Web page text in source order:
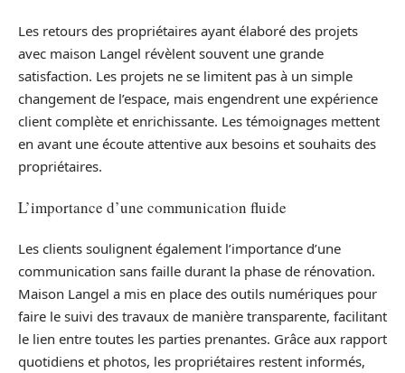
Les retours des propriétaires ayant élaboré des projets
avec maison Langel révèlent souvent une grande
satisfaction. Les projets ne se limitent pas à un simple
changement de l’espace, mais engendrent une expérience
client complète et enrichissante. Les témoignages mettent
en avant une écoute attentive aux besoins et souhaits des
propriétaires.
L’importance d’une communication fluide
Les clients soulignent également l’importance d’une
communication sans faille durant la phase de rénovation.
Maison Langel a mis en place des outils numériques pour
faire le suivi des travaux de manière transparente, facilitant
le lien entre toutes les parties prenantes. Grâce aux rapport
quotidiens et photos, les propriétaires restent informés,